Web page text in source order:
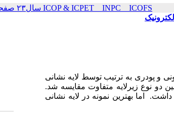
ICOP & ICPET _ INPC _ ICOFS سال۲۳ صفحات ۳۹۶-۳۹۳
و پودری به ترتیب توسط لایه نشانی
نوع زیرلایه متفاوت مقایسه شد.
اما بهترین نمونه در لایه نشانی